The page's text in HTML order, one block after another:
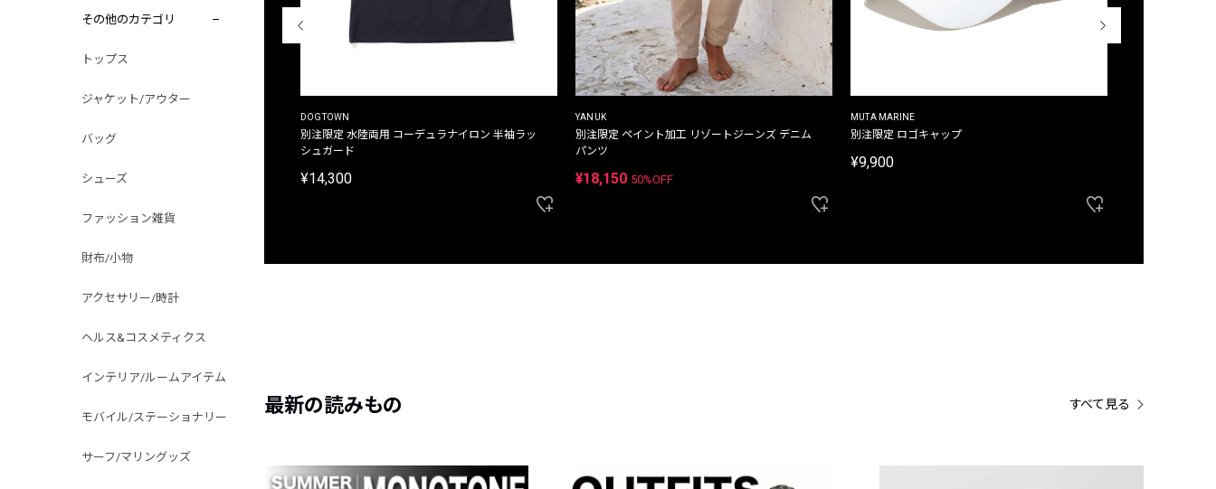
その他のカテゴリ
トップス
ジャケット/アウター
バッグ
シューズ
ファッション雑貨
財布/小物
アクセサリー/時計
ヘルス&コスメティクス
インテリア/ルームアイテム
モバイル/ステーショナリー
サーフ/マリングッズ
別注限定 ピグメントダイ バックプリント サーフ
DOGTOWN
別注限定 水陸両用 コーデュラナイロン 半袖ラッ
シュガード
¥14,300
YANUK
別注限定 ペイント加工 リゾートジーンズ デニム
パンツ
¥18,150 50%OFF
MUTA MARINE
別注限定 ロゴキャップ
¥9,900
最新の読みもの すべて見る